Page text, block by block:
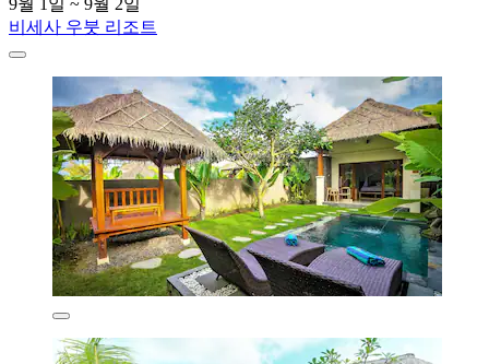
9월 1일 ~ 9월 2일
비세사 우붓 리조트